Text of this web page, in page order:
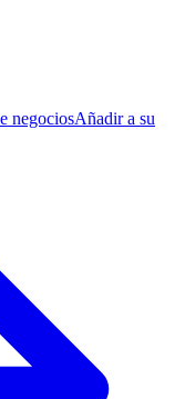
negociosAñadir a su